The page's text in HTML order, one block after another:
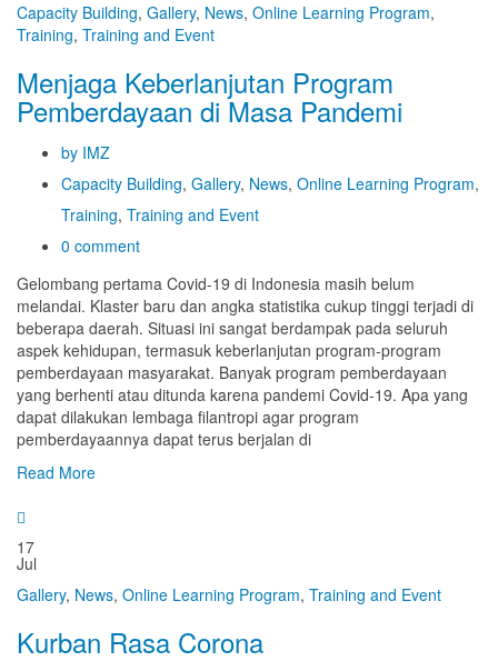
Capacity Building, Gallery, News, Online Learning Program,
Training, Training and Event
Menjaga Keberlanjutan Program
Pemberdayaan di Masa Pandemi
by IMZ
Capacity Building, Gallery, News, Online Learning Program,
Training, Training and Event
0 comment
Gelombang pertama Covid-19 di Indonesia masih belum
melandai. Klaster baru dan angka statistika cukup tinggi terjadi di
beberapa daerah. Situasi ini sangat berdampak pada seluruh
aspek kehidupan, termasuk keberlanjutan program-program
pemberdayaan masyarakat. Banyak program pemberdayaan
yang berhenti atau ditunda karena pandemi Covid-19. Apa yang
dapat dilakukan lembaga filantropi agar program
pemberdayaannya dapat terus berjalan di
Read More
17
Jul
Gallery, News, Online Learning Program, Training and Event
Kurban Rasa Corona